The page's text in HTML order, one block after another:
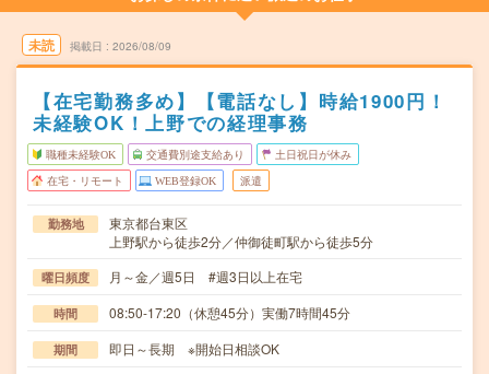
未読 掲載日 2026/08/09
【在宅勤務多め】【電話なし】時給1900円！
未経験OK！上野での経理事務
職種未経験OK 交通費別途支給あり 土日祝日が休み
在宅・リモート WEB登録OK 派遣
勤務地
東京都台東区
上野駅から徒歩2分／仲御徒町駅から徒歩5分
曜日頻度 月～金／週5日 #週3日以上在宅
時間 08:50-17:20（休憩45分）実働7時間45分
期間 即日～長期 ※開始日相談OK